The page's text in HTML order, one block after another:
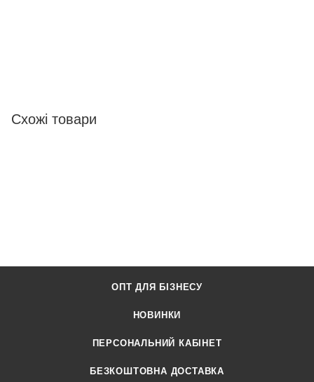
Схожі товари
ОПТ ДЛЯ БІЗНЕСУ
НОВИНКИ
ПЕРСОНАЛЬНИЙ КАБІНЕТ
БЕЗКОШТОВНА ДОСТАВКА